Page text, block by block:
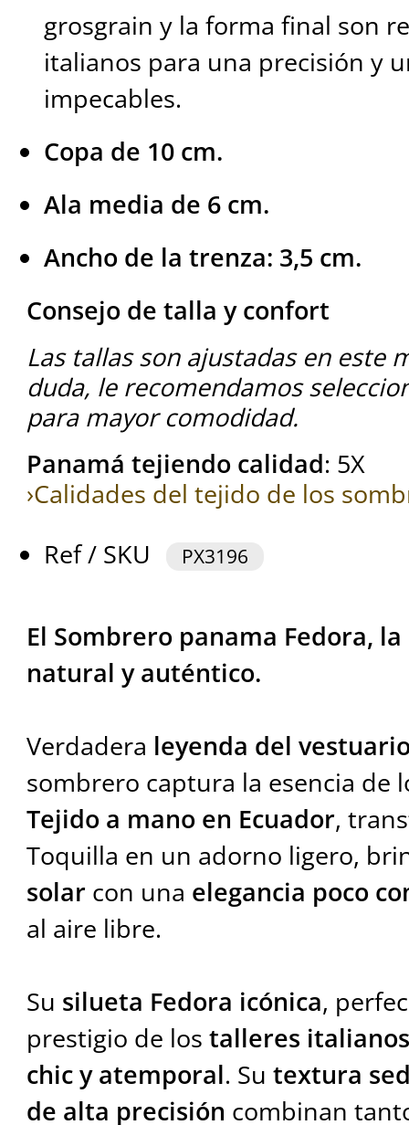
grosgrain y la forma final son
italianos para una precisión y
impecables.
Copa de 10 cm.
Ala media de 6 cm.
Ancho de la trenza: 3,5 cm.
Consejo de talla y confort
Las tallas son ajustadas en este
duda, le recomendamos
para mayor comodidad.
Panamá tejiendo calidad: 5X
›Calidades del tejido de los
Ref / SKU
PX3196
El Sombrero panama Fedora,
natural y auténtico.
Verdadera leyenda del
sombrero captura la esencia de
Tejido a mano en Ecuador,
Toquilla en un adorno ligero,
solarcon una elegancia poco
al aire libre.
Su silueta Fedora icónica,
prestigio de los talleres italianos
chic y atemporal. Su textura
de alta precisión combinan